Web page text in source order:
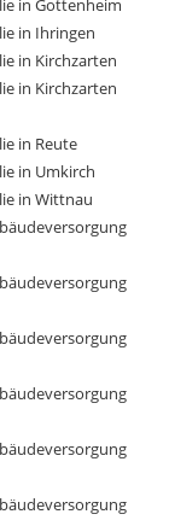
in Gottenheim
in Ihringen
in Kirchzarten
in Kirchzarten
in Reute
in Umkirch
in Wittnau